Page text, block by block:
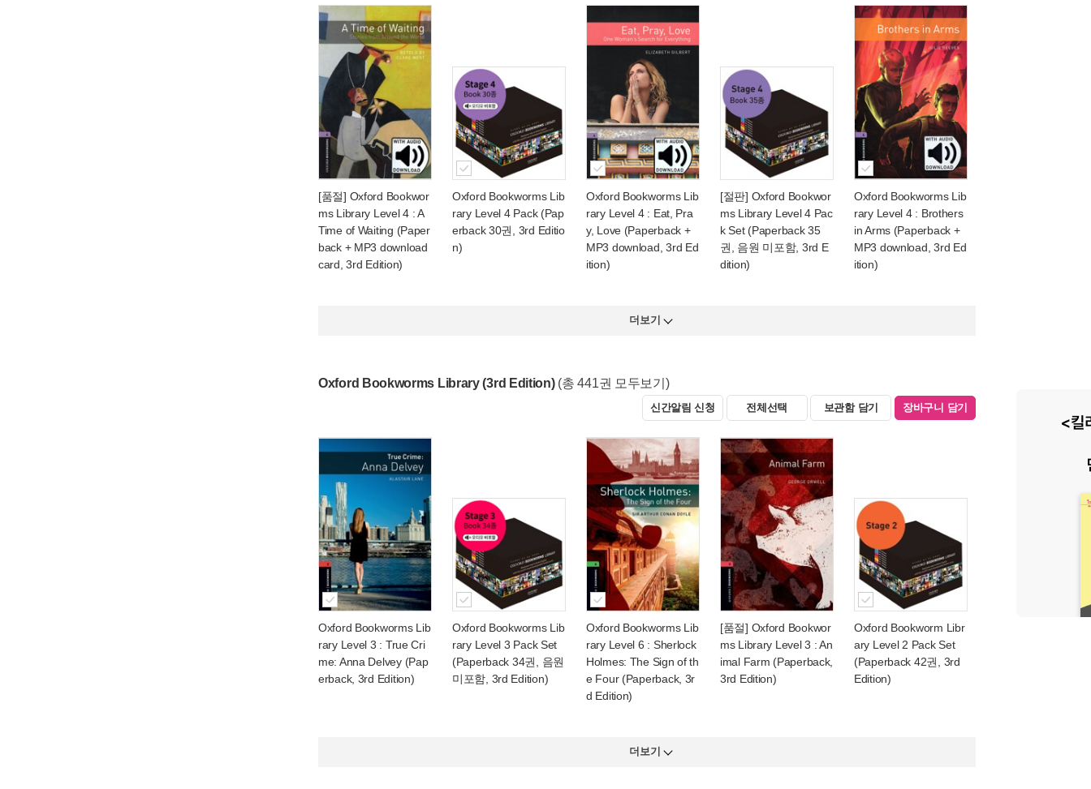
[품절] Oxford Bookwor
ms Library Level 4 : A
Time of Waiting (Paper
back + MP3 download
card, 3rd Edition)
Oxford Bookworms Lib
rary Level 4 Pack (Pap
erback 30권, 3rd Editio
n)
Oxford Bookworms Lib
rary Level 4 : Eat, Pra
y, Love (Paperback +
MP3 download, 3rd Ed
ition)
[절판] Oxford Bookwor
ms Library Level 4 Pac
k Set (Paperback 35
권, 음원 미포함, 3rd E
dition)
Oxford Bookworms Lib
rary Level 4 : Brothers
in Arms (Paperback +
MP3 download, 3rd Ed
ition)
더보기
Oxford Bookworms Library (3rd Edition) (총 441권 모두보기)
신간알림 신청 전체선택 보관함 담기 장바구니 담기
Oxford Bookworms Lib
rary Level 3 : True Cri
me: Anna Delvey (Pap
erback, 3rd Edition)
Oxford Bookworms Lib
rary Level 3 Pack Set
(Paperback 34권, 음원
미포함, 3rd Edition)
Oxford Bookworms Lib
rary Level 6 : Sherlock
Holmes: The Sign of th
e Four (Paperback, 3r
d Edition)
[품절] Oxford Bookwor
ms Library Level 3 : An
imal Farm (Paperback,
3rd Edition)
Oxford Bookworm Libr
ary Level 2 Pack Set
(Paperback 42권, 3rd
Edition)
더보기